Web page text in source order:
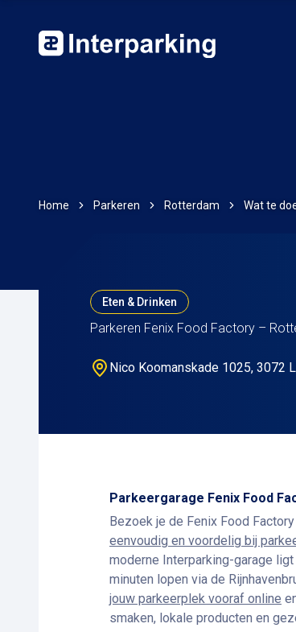
Home Parkeren Rotterdam Wat te
Eten & Drinken
Parkeren Fenix Food Factory –
Nico Koomanskade 1025, 3072
Parkeergarage Fenix Food
Bezoek je de Fenix Food
eenvoudig en voordelig bij
moderne Interparking-garage
minuten lopen via de
jouw parkeerplek vooraf online
smaken, lokale producten en